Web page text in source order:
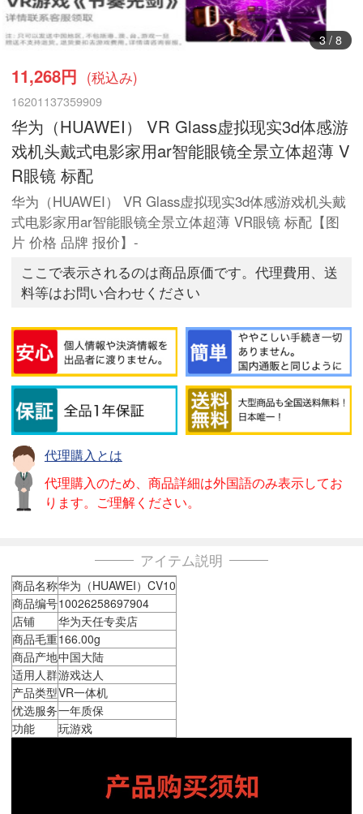
3/ 8
11,268円 (税込み)
16201137359909
华为（HUAWEI） VR Glass虚拟现实3d体感游
戏机头戴式电影家用ar智能眼镜全景立体超薄 V
R眼镜 标配
华为（HUAWEI） VR Glass虚拟现实3d体感游戏机头戴
式电影家用ar智能眼镜全景立体超薄 VR眼镜 标配【图
片 价格 品牌 报价】-
ここで表示されるのは商品原価です。代理費用、送
料等はお問い合わせください
代理購入とは
代理購入のため、商品詳細は外国語のみ表示してお
ります。ご理解ください。
アイテム説明
商品名称华为（HUAWEI）CV10
商品编号10026258697904
店铺
华为天任专卖店
商品毛重166.00g
商品产地中国大陆
适用人群游戏达人
产品类型VR一体机
优选服务一年质保
功能
玩游戏